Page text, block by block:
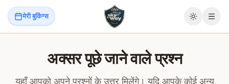
मेरी बुकिंग्स मेनू
अक्सर पूछे जाने वाले प्रश्न
यहाँ आपको अपने प्रश्नों के उत्तर मिलेंगे। यदि आपके कोई अन्य